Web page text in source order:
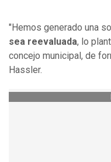
"Hemos generado una
sea reevaluada, lo
concejo municipal, de
Hassler.